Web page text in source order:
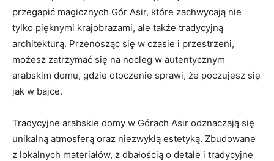
przegapić magicznych Gór Asir, które zachwycają​ nie
tylko pięknymi krajobrazami, ale także tradycyjną
architekturą.‍ Przenosząc się w czasie i przestrzeni,
możesz zatrzymać się na nocleg⁤ w ​autentycznym
arabskim​ domu,​ gdzie otoczenie sprawi, że​ poczujesz się
jak w ⁤bajce.
Tradycyjne‍ arabskie domy w Górach Asir odznaczają się
unikalną atmosferą oraz⁣ niezwykłą estetyką. Zbudowane
‌z lokalnych ‍materiałów,‍ z‍ dbałością o detale i ⁤tradycyjne